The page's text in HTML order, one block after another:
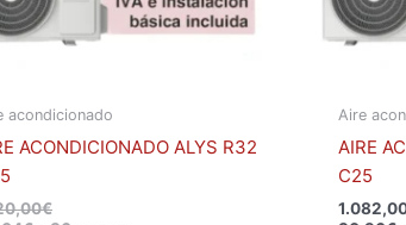
acondicionado
ACONDICIONADO ALYS R32
€
Aire
AIRE
C25